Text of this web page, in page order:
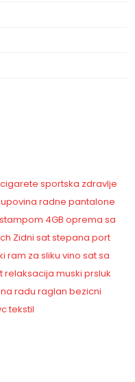
cigarete sportska zdravlje
radne pantalone
4GB oprema sa
Zidni satstepana port
ram za sliku vino sat sa
relaksacija muski prsluk
radu raglan bezicni
tekstil